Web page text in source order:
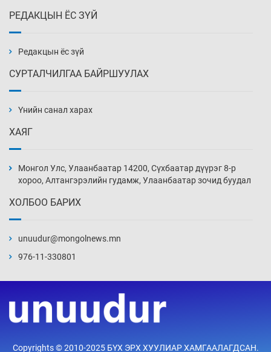
9 цаг 42 мин
нэмэгджээ
10 цаг 12 мин
10 цаг 42 мин
11 цаг 12 мин
РЕДАКЦЫН ЁС ЗҮЙ
Редакцын ёс зүй
СУРТАЛЧИЛГАА БАЙРШУУЛАХ
Үнийн санал харах
ХАЯГ
Монгол Улс, Улаанбаатар 14200, Сүхбаатар дүүрэг 8-р
хороо, Алтангэрэлийн гудамж, Улаанбаатар зочид буудал
ХОЛБОО БАРИХ
unuudur@mongolnews.mn
976-11-330801
Copyrights © 2010-2025 БҮХ ЭРХ ХУУЛИАР ХАМГААЛАГДСАН.